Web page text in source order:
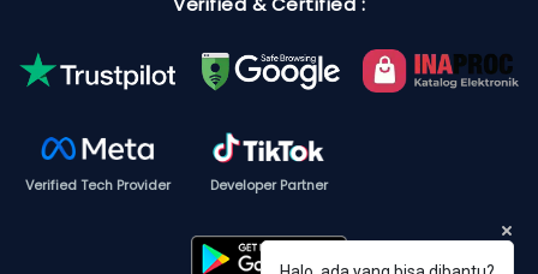
Verified Tech Provider Developer Partner